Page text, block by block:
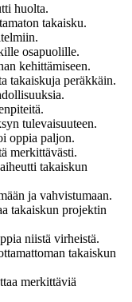
huolta.
takaisku.
osapuolille.
kehittämiseen.
takaiskuja peräkkäin.
tulevaisuuteen.
oppia paljon.
merkittävästi.
takaiskun
ja vahvistumaan.
takaiskun projektin
niistä virheistä.
takaiskun
merkittäviä